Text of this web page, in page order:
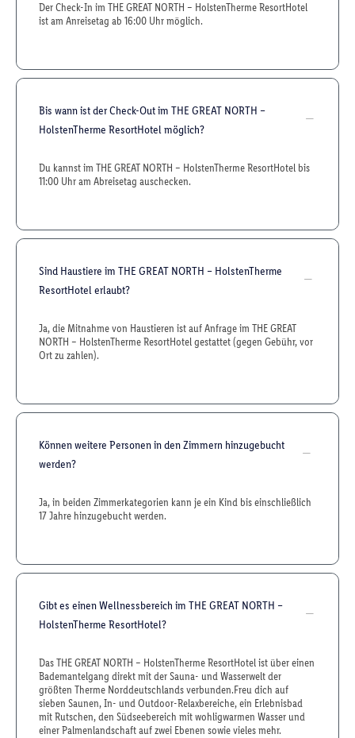
Der Check-In im THE GREAT NORTH – HolstenTherme ResortHotel
ist am Anreisetag ab 16:00 Uhr möglich.
Bis wann ist der Check-Out im THE GREAT NORTH –
HolstenTherme ResortHotel möglich?
Du kannst im THE GREAT NORTH – HolstenTherme ResortHotel bis
11:00 Uhr am Abreisetag auschecken.
Sind Haustiere im THE GREAT NORTH – HolstenTherme
ResortHotel erlaubt?
Ja, die Mitnahme von Haustieren ist auf Anfrage im THE GREAT
NORTH – HolstenTherme ResortHotel gestattet (gegen Gebühr, vor
Ort zu zahlen).
Können weitere Personen in den Zimmern hinzugebucht
werden?
Ja, in beiden Zimmerkategorien kann je ein Kind bis einschließlich
17 Jahre hinzugebucht werden.
Gibt es einen Wellnessbereich im THE GREAT NORTH –
HolstenTherme ResortHotel?
Das THE GREAT NORTH – HolstenTherme ResortHotel ist über einen
Bademantelgang direkt mit der Sauna- und Wasserwelt der
größten Therme Norddeutschlands verbunden.Freu dich auf
sieben Saunen, In- und Outdoor-Relaxbereiche, ein Erlebnisbad
mit Rutschen, den Südseebereich mit wohligwarmen Wasser und
einer Palmenlandschaft auf zwei Ebenen sowie vieles mehr.